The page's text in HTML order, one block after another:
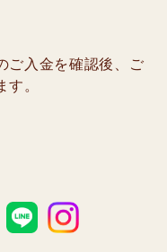
ご入金を確認後、ご
。